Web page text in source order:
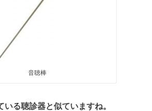
音聴棒
る聴診器と似ていますね。